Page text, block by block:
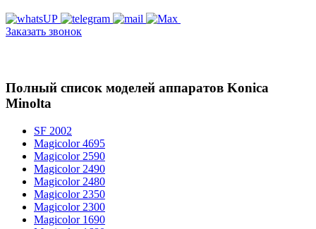
Заказать звонок
Полный список моделей аппаратов Konica
Minolta
SF 2002
Magicolor 4695
Magicolor 2590
Magicolor 2490
Magicolor 2480
Magicolor 2350
Magicolor 2300
Magicolor 1690